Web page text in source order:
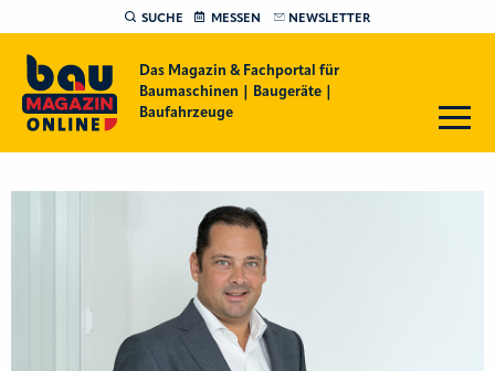
SUCHE MESSEN NEWSLETTER
Das Magazin & Fachportal für
Baumaschinen | Baugeräte |
Baufahrzeuge